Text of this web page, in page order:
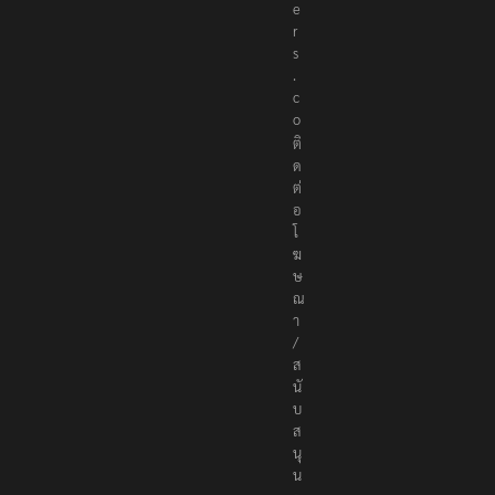
t
e
r
s
.
c
o
ติ
ด
ต่
อ
โ
ฆ
ษ
ณ
า
/
ส
นั
บ
ส
นุ